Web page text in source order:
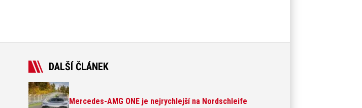
DALŠÍ ČLÁNEK
Mercedes-AMG ONE je nejrychlejší na Nordschleife